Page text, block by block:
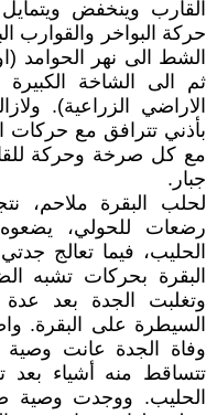
القارب وينخفض
حركة البواخر والقوارب
الشط الى نهر الحوامد
ثم الى الشاخة
الاراضي الزراعية).
بأذني تترافق مع حركات
مع كل صرخة وحركة
جبار.
لحلب البقرة ملاحم،
رضعات للحولي، يضعوه
الحليب، فيما تعالج
البقرة بحركات تشبه
وتغلبت الجدة بعد
السيطرة على البقرة.
وفاة الجدة عانت
تتساقط منه أشياء
الحليب. ووجدت وصية